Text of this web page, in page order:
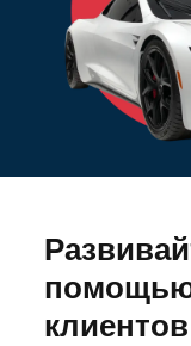
помощью
клиентов